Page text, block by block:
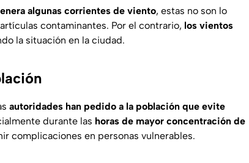
algunas corrientes de viento, estas no son lo
contaminantes. Por el contrario, los vientos
la situación en la ciudad.
autoridades han pedido a la población que evite
durante las horas de mayor concentración de
complicaciones en personas vulnerables.